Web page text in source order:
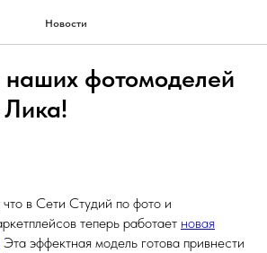
Новости
фотомоделей
Лика!
в Сети Студий по фото и
теперь работает новая
Эта эффектная модель готова привнести